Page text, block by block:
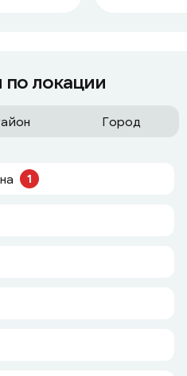
локации
Город
1